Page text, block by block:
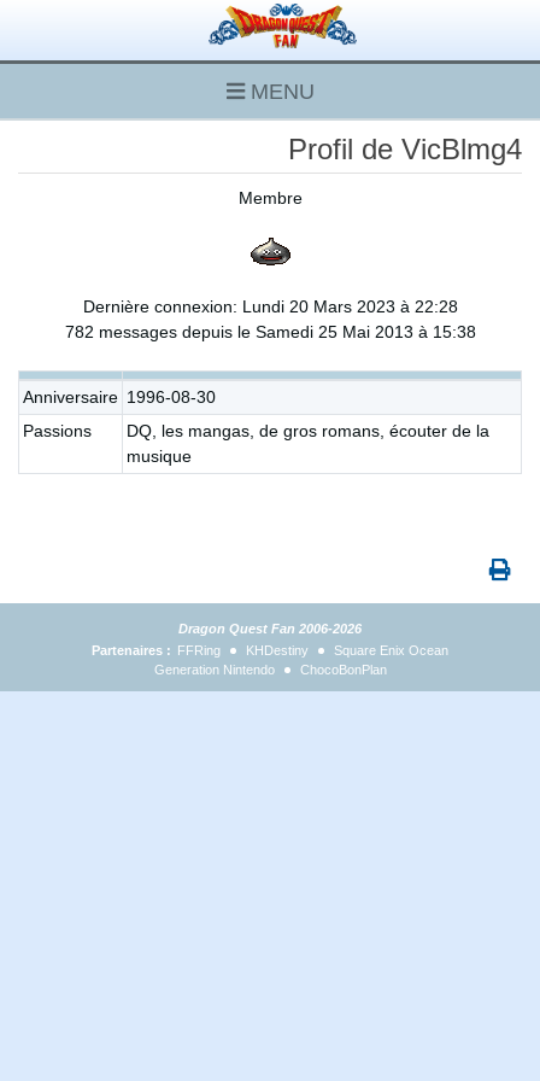
MENU
Profil de VicBlmg4
Membre
Dernière connexion: Lundi 20 Mars 2023 à 22:28
782 messages depuis le Samedi 25 Mai 2013 à 15:38
Anniversaire 1996-08-30
Passions
DQ, les mangas, de gros romans, écouter de la
musique
Dragon Quest Fan 2006-2026
Partenaires : FFRing KHDestiny
Square Enix Ocean
Generation Nintendo
ChocoBonPlan